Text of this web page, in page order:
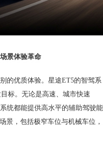
景体验革命
的优质体验。星途ET5的智驾系
标。无论是高速、城市快速
统都能提供高水平的辅助驾驶能
景，包括极窄车位与机械车位，